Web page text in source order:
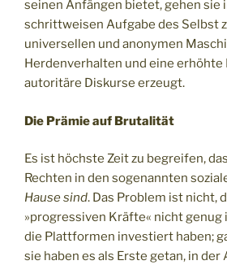
seinen Anfängen bietet, gehen sie
schrittweisen Aufgabe des Selbst
universellen und anonymen
Herdenverhalten und eine
autoritäre Diskurse erzeugt.
Die Prämie auf Brutalität
Es ist höchste Zeit zu begreifen,
Rechten in den sogenannten
Hause sind. Das Problem ist nicht,
»progressiven Kräfte« nicht genug
die Plattformen investiert haben;
sie haben es als Erste getan, in der